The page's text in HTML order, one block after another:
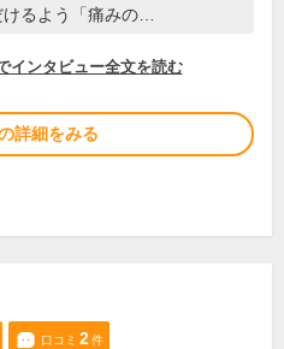
けるよう「痛みの…
インタビュー全文を読む
詳細をみる
口コミ 2件